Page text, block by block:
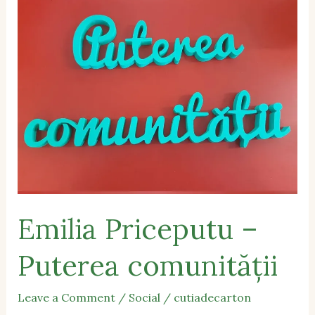
Emilia Priceputu –
Puterea comunității
Leave a Comment / Social/ cutiadecarton